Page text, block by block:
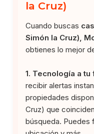
la Cruz)
Cuando buscas
Simón la Cruz),
obtienes lo mejor
1. Tecnología a tu
recibir alertas
propiedades
Cruz) que
búsqueda. Puedes